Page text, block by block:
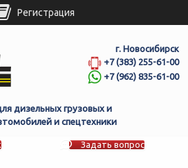
г. Новосибирск
+7 (383) 255-61-00
+7 (962) 835-61-00
дизельных грузовых и
и спецтехники
Задать вопрос
Регистрация